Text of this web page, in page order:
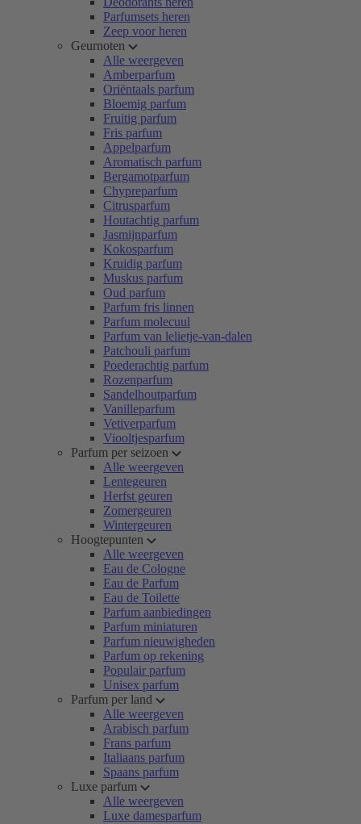
Parfumsets heren
Zeep voor heren
Geurnoten
Alle weergeven
Amberparfum
Oriëntaals parfum
Bloemig parfum
Fruitig parfum
Fris parfum
Appelparfum
Aromatisch parfum
Bergamotparfum
Chypreparfum
Citrusparfum
Houtachtig parfum
Jasmijnparfum
Kokosparfum
Kruidig parfum
Muskus parfum
Oud parfum
Parfum fris linnen
Parfum molecuul
Parfum van lelietje-van-dalen
Patchouli parfum
Poederachtig parfum
Rozenparfum
Sandelhoutparfum
Vanilleparfum
Vetiverparfum
Viooltjesparfum
Parfum per seizoen
Alle weergeven
Lentegeuren
Herfst geuren
Zomergeuren
Wintergeuren
Hoogtepunten
Alle weergeven
Eau de Cologne
Eau de Parfum
Eau de Toilette
Parfum aanbiedingen
Parfum miniaturen
Parfum nieuwigheden
Parfum op rekening
Populair parfum
Unisex parfum
Parfum per land
Alle weergeven
Arabisch parfum
Frans parfum
Italiaans parfum
Spaans parfum
Luxe parfum
Alle weergeven
Luxe damesparfum